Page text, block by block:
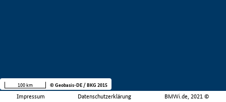
Impressum Datenschutzerklärung BMWi.de, 2021 ©
100 km © Geobasis-DE / BKG 2015